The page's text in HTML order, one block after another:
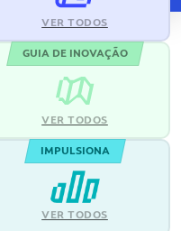
VER TODOS
GUIA DE INOVAÇÃO
VER TODOS
IMPULSIONA
VER TODOS